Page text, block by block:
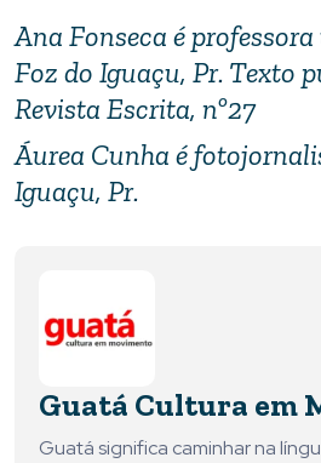
Ana Fonseca é
Foz do Iguaçu, Pr. Texto
Revista Escrita, nº27
Áurea Cunha é
Iguaçu, Pr.
Guatá Cultura em
Guatá significa caminhar na